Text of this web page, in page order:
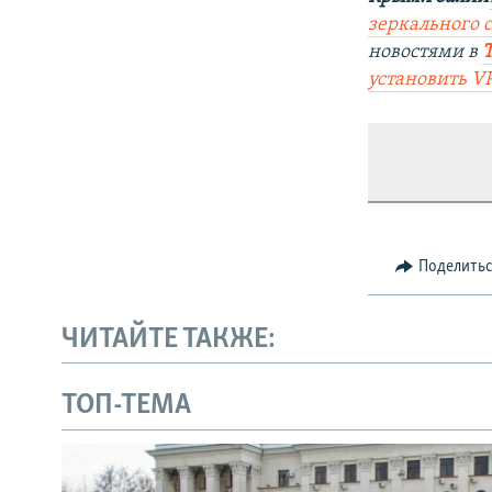
зеркального
новостями в
установить
ЧИТАЙТЕ ТАКЖЕ:
ТОП-ТЕМА